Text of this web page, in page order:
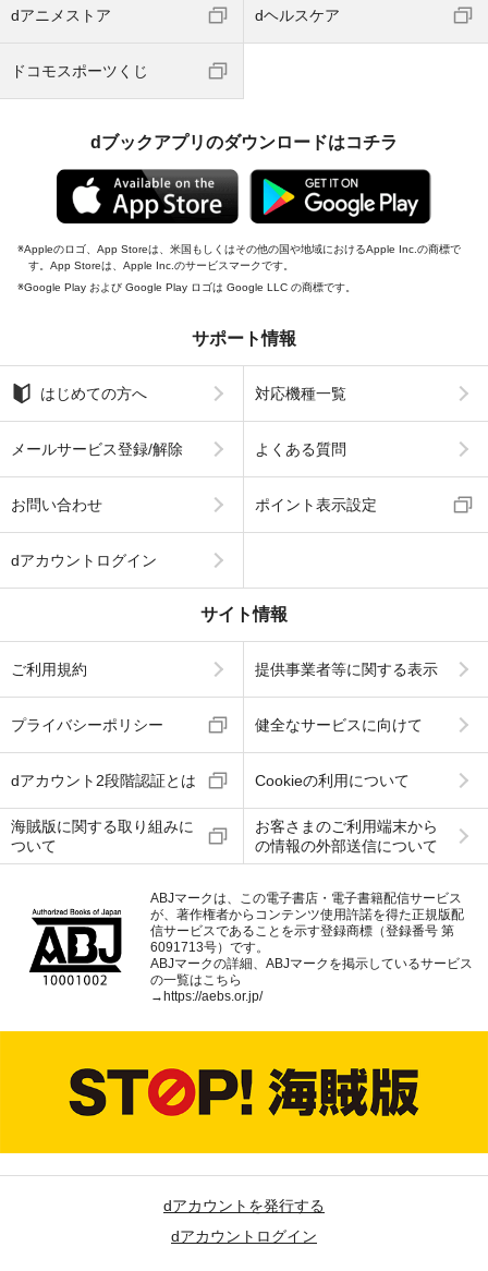
dアニメストア dヘルスケア
ドコモスポーツくじ
dブックアプリのダウンロードはコチラ
Appleのロゴ、App Storeは、米国もしくはその他の国や地域におけるApple Inc.の商標で
す。App Storeは、Apple Inc.のサービスマークです。
Google Play および Google Play ロゴは Google LLC の商標です。
サポート情報
はじめての方へ 対応機種一覧
メールサービス登録/解除 よくある質問
お問い合わせ ポイント表示設定
dアカウントログイン
サイト情報
ご利用規約 提供事業者等に関する表示
プライバシーポリシー 健全なサービスに向けて
dアカウント2段階認証とは Cookieの利用について
海賊版に関する取り組みに
ついて
お客さまのご利用端末から
の情報の外部送信について
ABJマークは、この電子書店・電子書籍配信サービス
が、著作権者からコンテンツ使用許諾を得た正規版配
信サービスであることを示す登録商標（登録番号 第
6091713号）です。
ABJマークの詳細、ABJマークを掲示しているサービス
の一覧はこちら
→https://aebs.or.jp/
dアカウントを発行する
dアカウントログイン